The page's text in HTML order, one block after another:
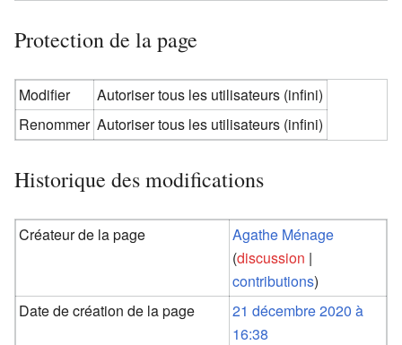
Protection de la page
Modifier
Autoriser tous les utilisateurs (infini)
Renommer Autoriser tous les utilisateurs (infini)
Historique des modifications
Créateur de la page
Agathe Ménage
(discussion |
contributions)
Date de création de la page
21 décembre 2020 à
16:38